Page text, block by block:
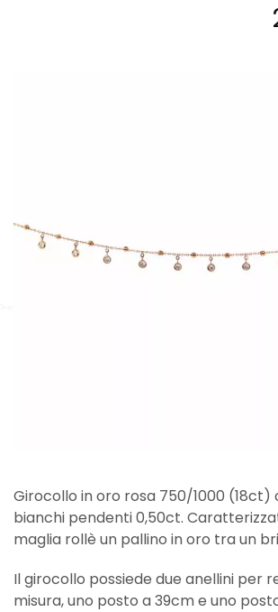
Girocollo in oro rosa 750/1000
bianchi pendenti 0,50ct.
maglia rollè un pallino in oro tra un
Il girocollo possiede due anellini per
misura, uno posto a 39cm e uno